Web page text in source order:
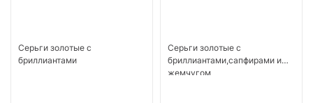
Серьги золотые с
бриллиантами
Серьги золотые с
бриллиантами,сапфирами и
жемчугом